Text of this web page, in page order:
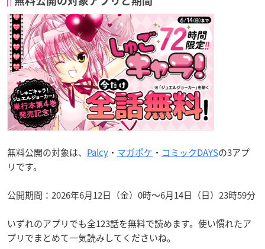
無料公開の対象は、 Palcy ・ マガポケ ・ コミックDAYSの3アプ
リです。
公開期間：2026年6月12日（金）0時～6月14日（日）23時59分
いずれのアプリでも全123話を無料で読めます。使い慣れたア
プリでまとめて一気読みしてくださいね。